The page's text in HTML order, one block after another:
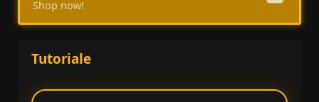
Shop now!
Tutoriale